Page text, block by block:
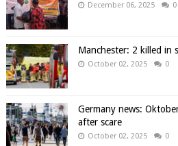
December 06, 2025 0
Manchester: 2 killed in
October 02, 2025 0
Germany news:
after scare
October 02, 2025 0